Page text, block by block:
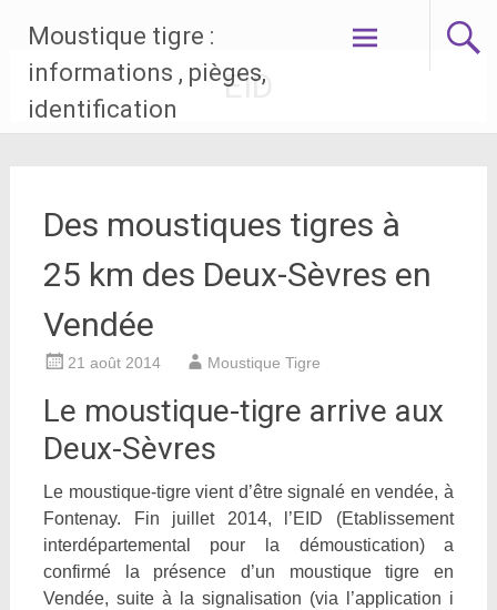
contenu
Moustique tigre :
informations , pièges,
identification
EID
Des moustiques tigres à
25 km des Deux-Sèvres en
Vendée
21 août 2014 Moustique Tigre
Le moustique-tigre arrive aux
Deux-Sèvres
Le moustique-tigre vient d’être signalé en vendée, à
Fontenay. Fin juillet 2014, l’EID (Etablissement
interdépartemental pour la démoustication) a
confirmé la présence d’un moustique tigre en
Vendée, suite à la signalisation (via l’application i